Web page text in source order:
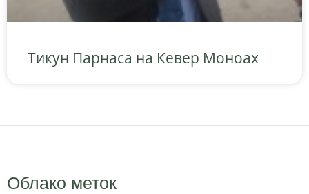
Тикун Парнаса на Кевер Моноах
Облако меток